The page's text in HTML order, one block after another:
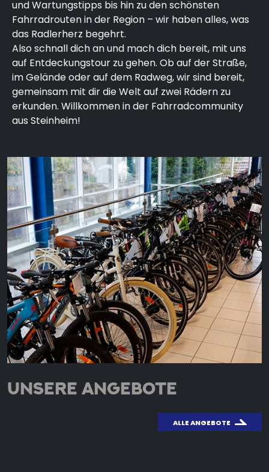
und Wartungstipps bis hin zu den schönsten
Fahrradrouten in der Region – wir haben alles, was
das Radlerherz begehrt.
Also schnall dich an und mach dich bereit, mit uns
auf Entdeckungstour zu gehen. Ob auf der Straße,
im Gelände oder auf dem Radweg, wir sind bereit,
gemeinsam mit dir die Welt auf zwei Rädern zu
erkunden. Willkommen in der Fahrradcommunity
aus Steinheim!
UNSERE ANGEBOTE
ALLE ANGEBOTE